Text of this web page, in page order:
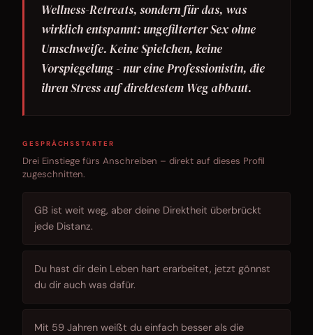
Wellness-Retreats, sondern für das, was
wirklich entspannt: ungefilterter Sex ohne
Umschweife. Keine Spielchen, keine
Vorspiegelung - nur eine Professionistin, die
ihren Stress auf direktestem Weg abbaut.
GESPRÄCHSSTARTER
Drei Einstiege fürs Anschreiben – direkt auf dieses Profil
zugeschnitten.
GB ist weit weg, aber deine Direktheit überbrückt
jede Distanz.
Du hast dir dein Leben hart erarbeitet, jetzt gönnst
du dir auch was dafür.
Mit 59 Jahren weißt du einfach besser als die